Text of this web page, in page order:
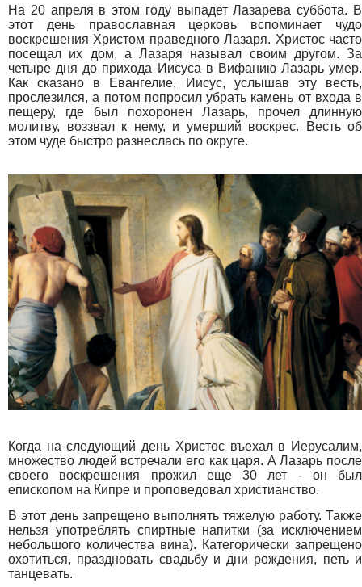
На 20 апреля в этом году выпадет Лазарева суббота. В
этот день православная церковь вспоминает чудо
воскрешения Христом праведного Лазаря. Христос часто
посещал их дом, а Лазаря называл своим другом. За
четыре дня до прихода Иисуса в Вифанию Лазарь умер.
Как сказано в Евангелие, Иисус, услышав эту весть,
прослезился, а потом попросил убрать камень от входа в
пещеру, где был похоронен Лазарь, прочел длинную
молитву, воззвал к нему, и умерший воскрес. Весть об
этом чуде быстро разнеслась по округе.
Когда на следующий день Христос въехал в Иерусалим,
множество людей встречали его как царя. А Лазарь после
своего воскрешения прожил еще 30 лет - он был
епископом на Кипре и проповедовал христианство.
В этот день запрещено выполнять тяжелую работу. Также
нельзя употреблять спиртные напитки (за исключением
небольшого количества вина). Категорически запрещено
охотиться, праздновать свадьбу и дни рождения, петь и
танцевать.